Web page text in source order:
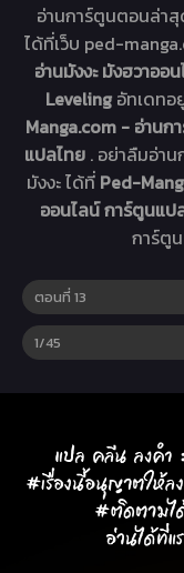
อ่านการ์ตูนตอนล่าสุ
ได้ที่เว็บ ped-
อ่านมังงะ มังฮวาออ
Leveling อัทเดทอ
Manga.com - อ่านก
แปลไทย . อย่าลืมอ่า
มังงะ ได้ที่ Ped-
ออนไลน์ การ์ตูนแป
การ์ตู